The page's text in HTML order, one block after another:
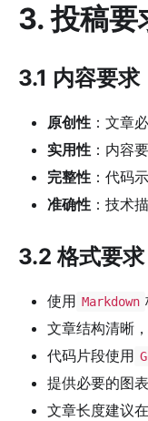
3. 投稿要
3.1 内容要求
原创性 ：文章
实用性 ：内容
完整性 ：代码
准确性 ：技术
3.2 格式要求
使用 Markdown
文章结构清晰
代码片段使用
提供必要的图
文章长度建议在